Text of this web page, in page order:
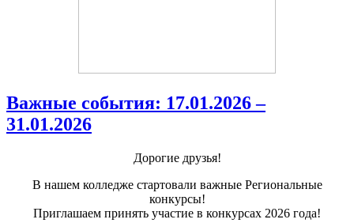
Важные события: 17.01.2026 –
31.01.2026
Дорогие друзья!
В нашем колледже стартовали важные Региональные
конкурсы!
Приглашаем принять участие в конкурсах 2026 года!